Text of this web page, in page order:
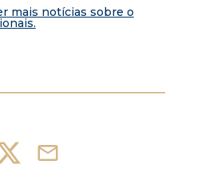
mais notícias sobre o